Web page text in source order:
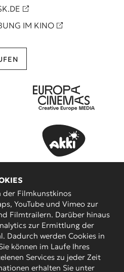
IM KINO
der Filmkunstkinos
YouTube und Vimeo zur
Filmtrailern. Darüber hinaus
zur Ermittlung der
Dadurch werden Cookies in
können im Laufe Ihres
Services zu jeder Zeit
erhalten Sie unter